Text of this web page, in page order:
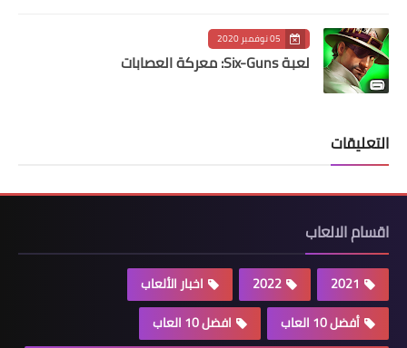
05 نوفمبر 2020
لعبة Six-Guns: معركة العصابات
التعليقات
اقسام الالعاب
2021
2022
اخبار الألعاب
أفضل 10 العاب
افضل 10 العاب